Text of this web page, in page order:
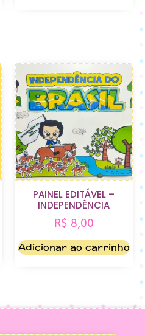
PAINEL EDITÁVEL –
INDEPENDÊNCIA
R$ 8,00
Adicionar ao carrinho